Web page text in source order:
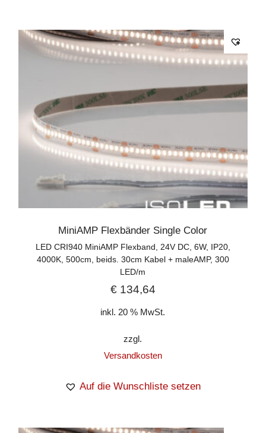
MiniAMP Flexbänder Single Color
LED CRI940 MiniAMP Flexband, 24V DC, 6W, IP20,
4000K, 500cm, beids. 30cm Kabel + maleAMP, 300
LED/m
€134,64
inkl. 20 % MwSt.
zzgl.
Versandkosten
Auf die Wunschliste setzen